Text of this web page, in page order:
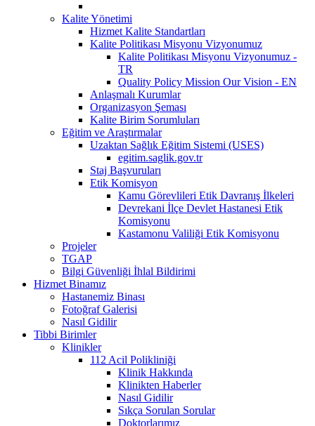
Kalite Yönetimi
Hizmet Kalite Standartları
Kalite Politikası Misyonu Vizyonumuz
Kalite Politikası Misyonu Vizyonumuz -
TR
Quality Policy Mission Our Vision - EN
Anlaşmalı Kurumlar
Organizasyon Şeması
Kalite Birim Sorumluları
Eğitim ve Araştırmalar
Uzaktan Sağlık Eğitim Sistemi (USES)
egitim.saglik.gov.tr
Staj Başvuruları
Etik Komisyon
Kamu Görevlileri Etik Davranış İlkeleri
Devrekani İlçe Devlet Hastanesi Etik
Komisyonu
Kastamonu Valiliği Etik Komisyonu
Projeler
TGAP
Bilgi Güvenliği İhlal Bildirimi
Hizmet Binamız
Hastanemiz Binası
Fotoğraf Galerisi
Nasıl Gidilir
Tibbi Birimler
Klinikler
112 Acil Polikliniği
Klinik Hakkında
Klinikten Haberler
Nasıl Gidilir
Sıkça Sorulan Sorular
Doktorlarımız